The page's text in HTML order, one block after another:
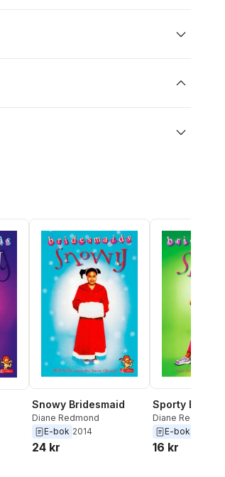
Snowy Bridesmaid
Diane Redmond
E-bok 2014
24 kr
Sporty
Diane Redmond
E-bok
16 kr